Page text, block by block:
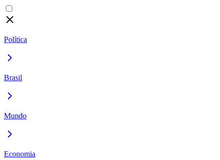
Política
Brasil
Mundo
Economia